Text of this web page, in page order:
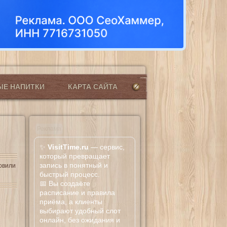
НАПИТКИ КАРТА САЙТА
✨ VisitTime.ru — сервис,
который превращает
запись в понятный и
быстрый процесс.
📅 Вы создаёте
расписание и правила
приёма, а клиенты
выбирают удобный слот
онлайн, без ожидания и